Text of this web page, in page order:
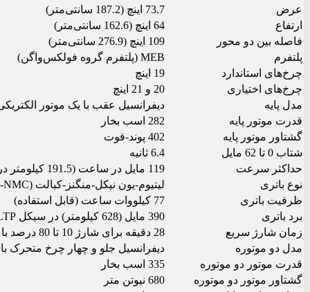
عرض
73.7 اینچ (187.2 سانتی‌متر)
ارتفاع
64 اینچ (162.6 سانتی‌متر)
فاصله بین دو محور
109 اینچ (276.9 سانتی‌متر)
پلتفرم
MEB (پلتفرم گروه فولکس‌واگن)
چرخ‌های استاندارد
19 اینچ
چرخ‌های اختیاری
20 و 21 اینچ
مدل پایه
دیفرانسیل عقب با یک موتور
قدرت موتور پایه
282 اسب بخار
گشتاور موتور پایه
402 پوند-فوت
شتاب 0 تا 62 مایل
6.4 ثانیه
حداکثر سرعت
119 مایل در ساعت (191.5 کیلومتر در ساعت)
نوع باتری
لیتیوم-یون نیکل-منگنز-کبالت (Li-NMC)
ظرفیت باتری
77 کیلووات ساعت (قابل استفاده)
برد باتری
390 مایل (628 کیلومتر) در سیکل WLTP
زمان شارژ سریع
28 دقیقه برای شارژ 10 تا 80 درصد با استفاده از 135 کیلووات
مدل دو موتوره
دیفرانسیل جلو و چهار چرخ متحرک با
قدرت موتور دو موتوره
335 اسب بخار
گشتاور موتور دو موتوره
680 نیوتن متر